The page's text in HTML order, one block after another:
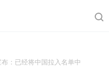
：已经将中国拉入名单中